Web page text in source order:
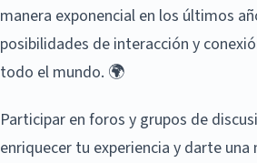
manera exponencial en los últimos
posibilidades de interacción y
todo el mundo. 🌍
Participar en foros y grupos de
enriquecer tu experiencia y darte una